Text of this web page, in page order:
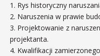
1. Rys historyczny
2. Naruszenia w prawie
3. Projektowanie z
projektanta.
4. Kwalifikacji